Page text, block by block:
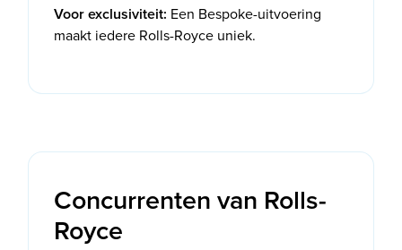
Voor exclusiviteit: Een Bespoke-uitvoering
maakt iedere Rolls-Royce uniek.
Concurrenten van Rolls-
Royce